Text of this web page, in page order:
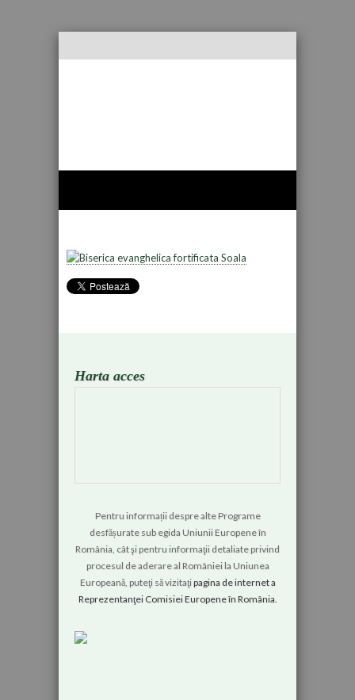
Harta acces
Pentru informații despre alte Programe
desfășurate sub egida Uniunii Europene în
România, cât şi pentru informaţii detaliate privind
procesul de aderare al României la Uniunea
Europeană, puteţi să vizitaţipagina de internet a
Reprezentanţei Comisiei Europene în România.